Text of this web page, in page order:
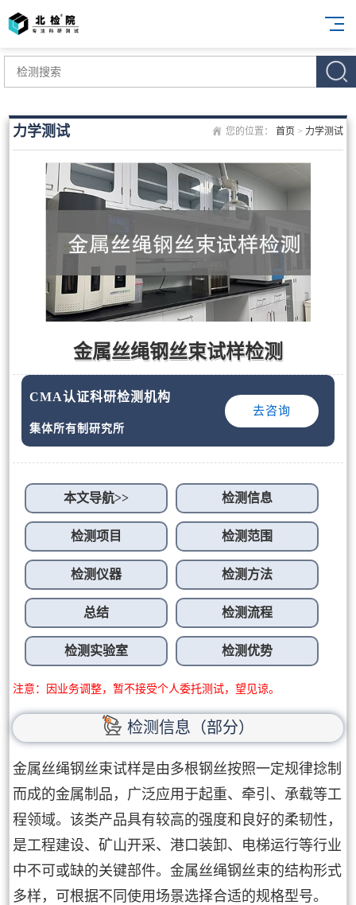
您的位置： 首页 > 力学测试
力学测试
金属丝绳钢丝束试样检测
CMA认证科研检测机构
集体所有制研究所
去咨询
本文导航>> 检测信息
检测项目 检测范围
检测仪器 检测方法
总结 检测流程
检测实验室 检测优势
注意：因业务调整，暂不接受个人委托测试，望见谅。
检测信息（部分）
金属丝绳钢丝束试样是由多根钢丝按照一定规律捻制
而成的金属制品，广泛应用于起重、牵引、承载等工
程领域。该类产品具有较高的强度和良好的柔韧性，
是工程建设、矿山开采、港口装卸、电梯运行等行业
中不可或缺的关键部件。金属丝绳钢丝束的结构形式
多样，可根据不同使用场景选择合适的规格型号。